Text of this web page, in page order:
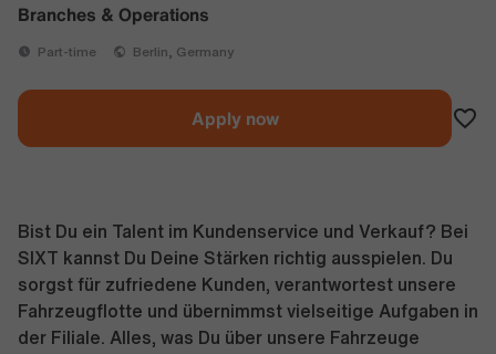
Branches & Operations
Part-time Berlin, Germany
Apply now
Bist Du ein Talent im Kundenservice und Verkauf? Bei
SIXT kannst Du Deine Stärken richtig ausspielen. Du
sorgst für zufriedene Kunden, verantwortest unsere
Fahrzeugflotte und übernimmst vielseitige Aufgaben in
der Filiale. Alles, was Du über unsere Fahrzeuge